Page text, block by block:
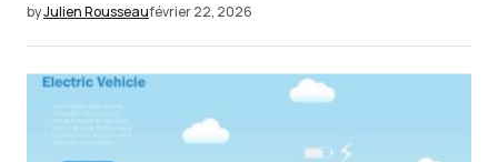
byJulien Rousseaufévrier 22, 2026